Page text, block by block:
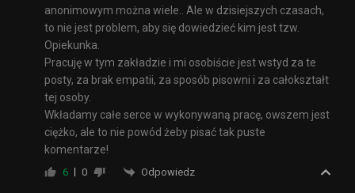
anonimowym można wiele.. Ale w dzisiejszych czasach,
to nie jest problem, aby się dowiedzieć kim jest tzw.
Opiekunka.
Pracuję w tym zakładzie i mi osobiście jest wstyd za te
posty, za brak empatii, za sposób pisowni i za całokształt
tej osoby.
Wkładamy całe serce w wykonywaną pracę, owszem jest
ciężko, ale to nie powód żeby pisać tak puste
komentarze!
6 0 Odpowiedz